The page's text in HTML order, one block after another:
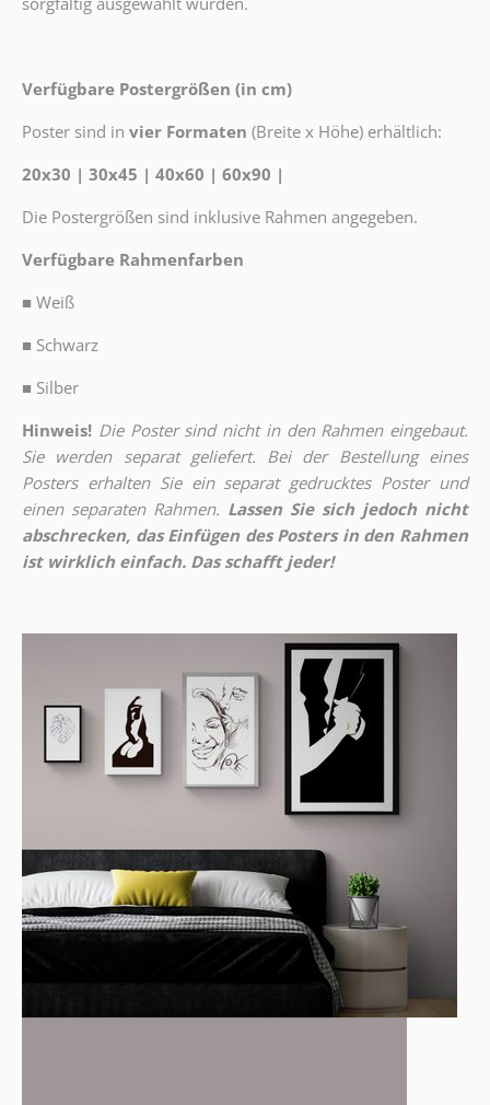
Verfügbare Postergrößen (in cm)
Poster sind in vier Formaten (Breite x Höhe) erhältlich:
20x30 | 30x45 | 40x60 | 60x90 |
Die Postergrößen sind inklusive Rahmen angegeben.
Verfügbare Rahmenfarben
■ Weiß
■ Schwarz
■ Silber
Hinweis! Die Poster sind nicht in den Rahmen eingebaut.
Sie werden separat geliefert. Bei der Bestellung eines
Posters erhalten Sie ein separat gedrucktes Poster und
einen separaten Rahmen. Lassen Sie sich jedoch nicht
abschrecken, das Einfügen des Posters in den Rahmen
ist wirklich einfach. Das schafft jeder!